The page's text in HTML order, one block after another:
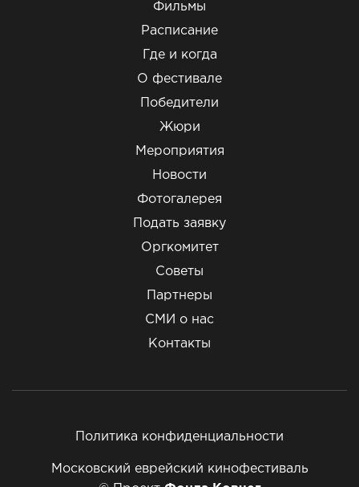
Фильмы
Расписание
Где и когда
О фестивале
Победители
Жюри
Мероприятия
Новости
Фотогалерея
Подать заявку
Оргкомитет
Советы
Партнеры
СМИ о нас
Контакты
Московский еврейский кинофестиваль
Политика конфиденциальности